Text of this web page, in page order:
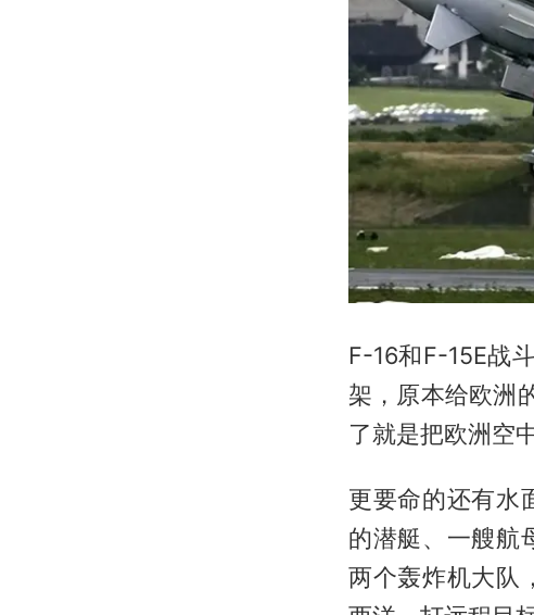
F-16和F-15E战
架，原本给欧洲
了就是把欧洲空
更要命的还有水
的潜艇、一艘航
两个轰炸机大队